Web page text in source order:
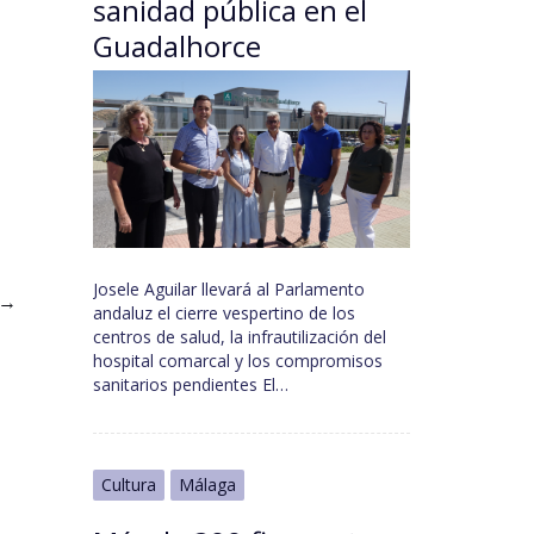
→
sanidad pública en el
Guadalhorce
Josele Aguilar llevará al Parlamento
andaluz el cierre vespertino de los
centros de salud, la infrautilización del
hospital comarcal y los compromisos
sanitarios pendientes El…
Cultura Málaga